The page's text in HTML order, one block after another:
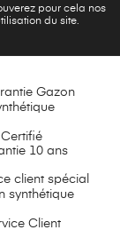
pour cela nos
du site.
Certifié
10 ans
Client